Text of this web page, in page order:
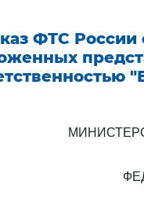
ФТС России